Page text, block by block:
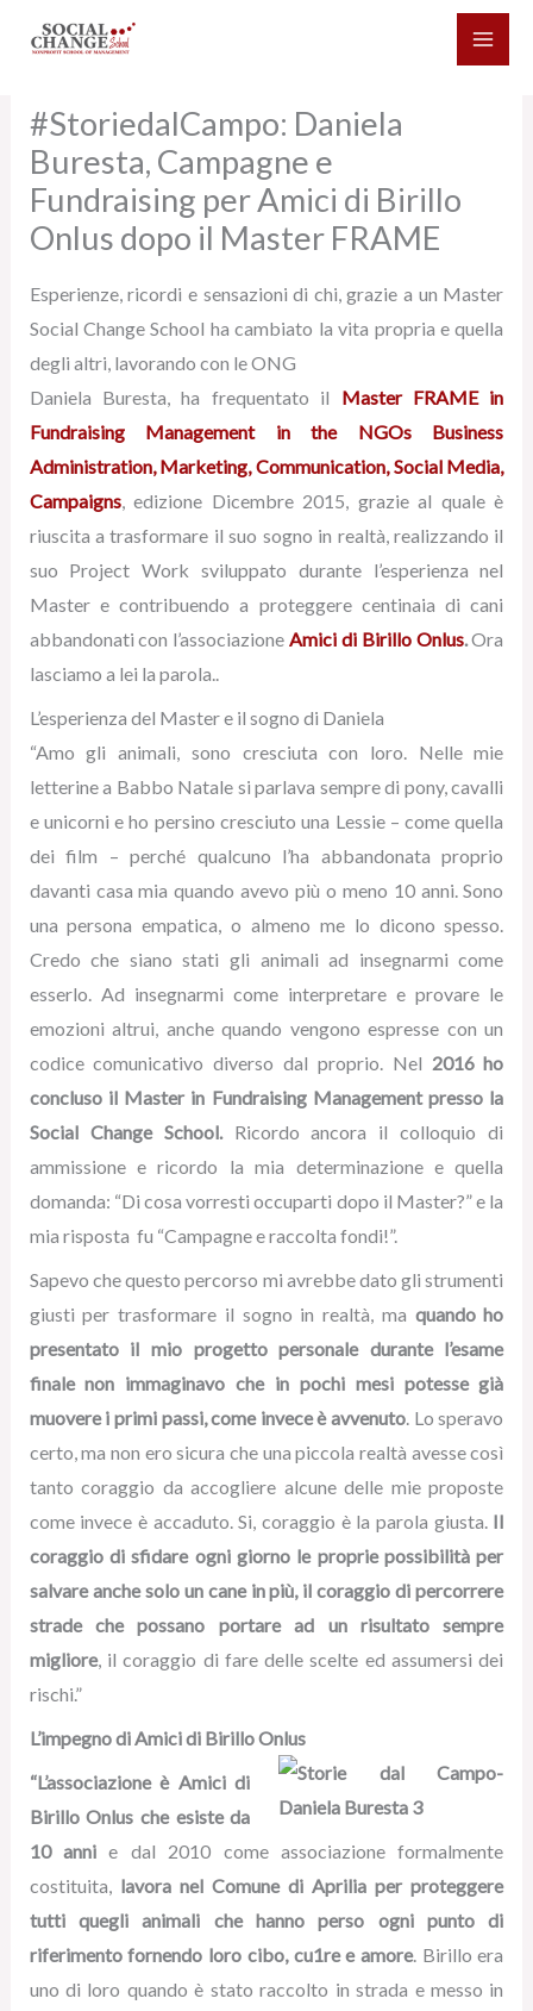
#StoriedalCampo: Daniela
Buresta, Campagne e
Fundraising per Amici di Birillo
Onlus dopo il Master FRAME
Esperienze, ricordi e sensazioni di chi, grazie a un Master
Social Change School ha cambiato la vita propria e quella
degli altri, lavorando con le ONG
Daniela Buresta, ha frequentato il Master FRAME in
Fundraising Management in the NGOs Business
Administration, Marketing, Communication, Social Media,
Campaigns, edizione Dicembre 2015, grazie al quale è
riuscita a trasformare il suo sogno in realtà, realizzando il
suo Project Work sviluppato durante l’esperienza nel
Master e contribuendo a proteggere centinaia di cani
abbandonati con l’associazioneAmici di Birillo Onlus.Ora
lasciamo a lei la parola..
L’esperienza del Master e il sogno di Daniela
“Amo gli animali, sono cresciuta con loro. Nelle mie
letterine a Babbo Natale si parlava sempre di pony, cavalli
e unicorni e ho persino cresciuto una Lessie – come quella
dei film – perché qualcuno l’ha abbandonata proprio
davanti casa mia quando avevo più o meno 10 anni. Sono
una persona empatica, o almeno me lo dicono spesso.
Credo che siano stati gli animali ad insegnarmi come
esserlo. Ad insegnarmi come interpretare e provare le
emozioni altrui, anche quando vengono espresse con un
codice comunicativo diverso dal proprio. Nel 2016 ho
concluso il Master in Fundraising Management presso la
Social Change School.Ricordo ancora il colloquio di
ammissione e ricordo la mia determinazione e quella
domanda: “Di cosa vorresti occuparti dopo il Master?” e la
mia risposta fu “Campagne e raccolta fondi!”.
Sapevo che questo percorso mi avrebbe dato gli strumenti
giusti per trasformare il sogno in realtà, ma quando ho
presentato il mio progetto personale durante l’esame
finale non immaginavo che in pochi mesi potesse già
muovere i primi passi, come invece è avvenuto. Lo speravo
certo, ma non ero sicura che una piccola realtà avesse così
tanto coraggio da accogliere alcune delle mie proposte
come invece è accaduto. Si, coraggio è la parola giusta. Il
coraggio di sfidare ogni giorno le proprie possibilità per
salvare anche solo un cane in più, il coraggio di percorrere
strade che possano portare ad un risultato sempre
migliore, il coraggio di fare delle scelte ed assumersi dei
rischi.”
L’impegno di Amici di Birillo Onlus
“L’associazione è Amici di
Birillo Onlus che esiste da
10 anni e dal 2010 come associazione formalmente
costituita,lavora nel Comune di Aprilia per proteggere
tutti quegli animali che hanno perso ogni punto di
riferimento fornendo loro cibo, cu1re e amore. Birillo era
uno di loro quando è stato raccolto in strada e messo in